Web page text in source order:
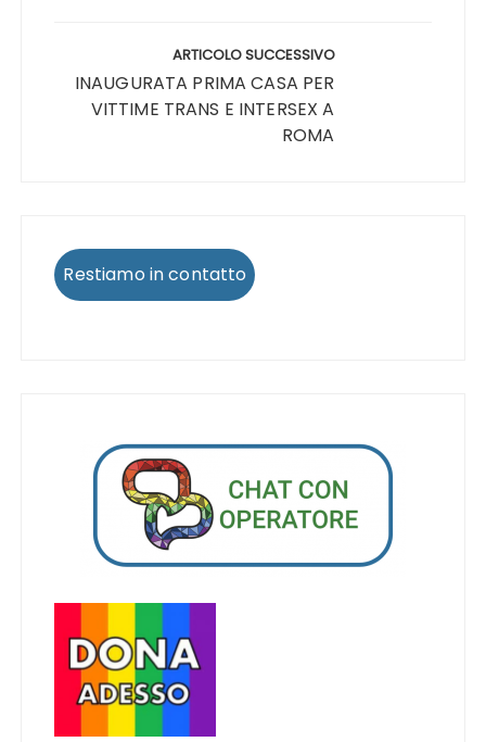
ARTICOLO SUCCESSIVO
INAUGURATA PRIMA CASA PER
VITTIME TRANS E INTERSEX A
ROMA
Restiamo in contatto